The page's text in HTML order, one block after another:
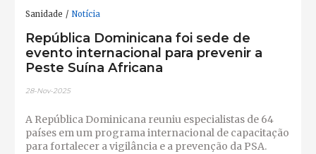
Sanidade Notícia
República Dominicana foi sede de
evento internacional para prevenir a
Peste Suína Africana
28-Nov-2025
A República Dominicana reuniu especialistas de 64
países em um programa internacional de capacitação
para fortalecer a vigilância e a prevenção da PSA.